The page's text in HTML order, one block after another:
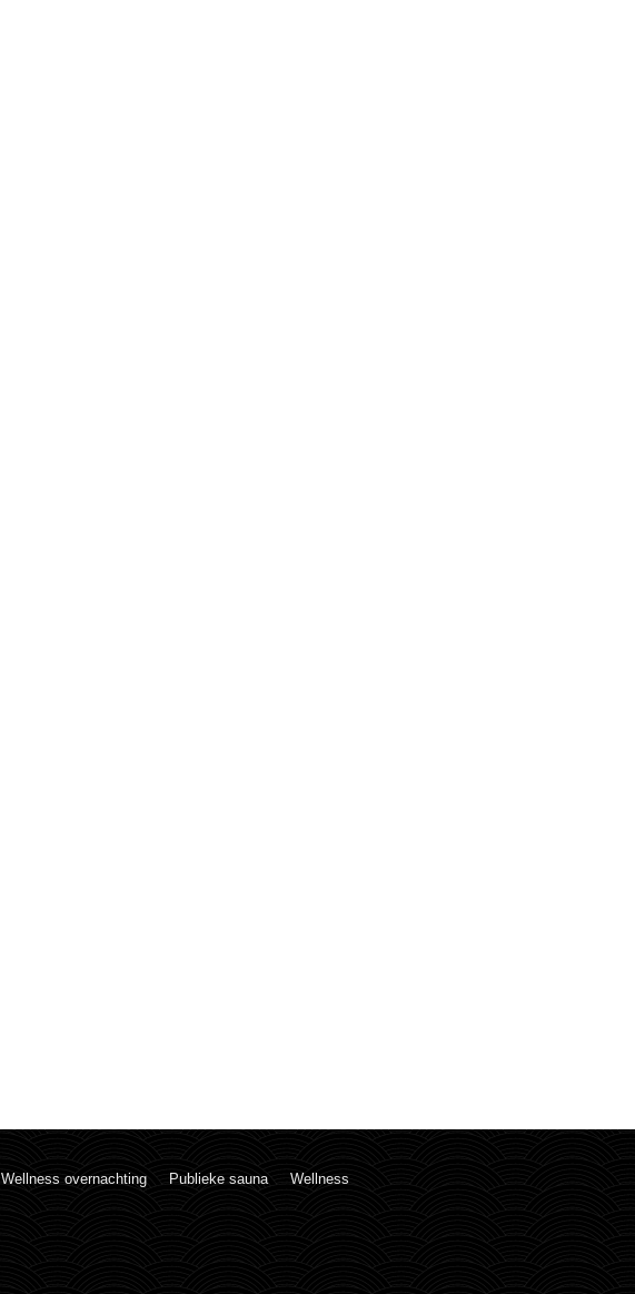
Wellness overnachting Publieke sauna Wellness